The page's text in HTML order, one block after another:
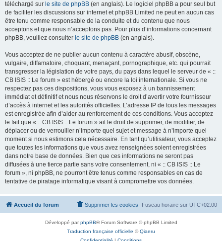
téléchargé sur le site de phpBB (en anglais). Le logiciel phpBB a pour seul but
de faciliter les discussions sur internet et phpBB Limited ne peut en aucun cas
être tenu comme responsable de la conduite et du contenu que nous
acceptons et que nous n’acceptons pas. Pour plus d’informations concernant
phpBB, veuillez consulter le site de phpBB (en anglais).
Vous acceptez de ne publier aucun contenu à caractère abusif, obscène,
vulgaire, diffamatoire, choquant, menaçant, pornographique, etc. qui pourrait
transgresser la législation de votre pays, du pays dans lequel le serveur de « ::
CB ISIS :: Le forum » est hébergé ou encore la loi internationale. Si vous ne
respectez pas ces dispositions, vous vous exposez à un bannissement
immédiat et définitif et nous nous réservons le droit d’avertir votre fournisseur
d’accès à internet et les autorités officielles. L’adresse IP de tous les messages
est enregistrée afin d’aider au renforcement de ces conditions. Vous acceptez
le fait que « :: CB ISIS :: Le forum » ait le droit de supprimer, de modifier, de
déplacer ou de verrouiller n’importe quel sujet et message à n’importe quel
moment si nous estimons cela nécessaire. En tant qu’utilisateur, vous acceptez
que toutes les informations que vous avez renseignées soient enregistrées
dans notre base de données. Bien que ces informations ne seront pas
diffusées à une tierce partie sans votre consentement, ni « :: CB ISIS :: Le
forum », ni phpBB, ne pourront être tenus comme responsables en cas de
tentative de piratage informatique visant à compromettre vos données.
Accueil du forum Fuseau horaire sur UTC+02:00
Supprimer les cookies
Développé parphpBB® Forum Software © phpBB Limited
Traduction française officielle ©Qiaeru